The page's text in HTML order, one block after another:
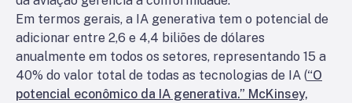
Em termos gerais, a IA generativa tem o potencial de
adicionar entre 2,6 e 4,4 biliões de dólares
anualmente em todos os setores, representando 15 a
40% do valor total de todas as tecnologias de IA (“O
potencial econômico da IA generativa.” McKinsey,